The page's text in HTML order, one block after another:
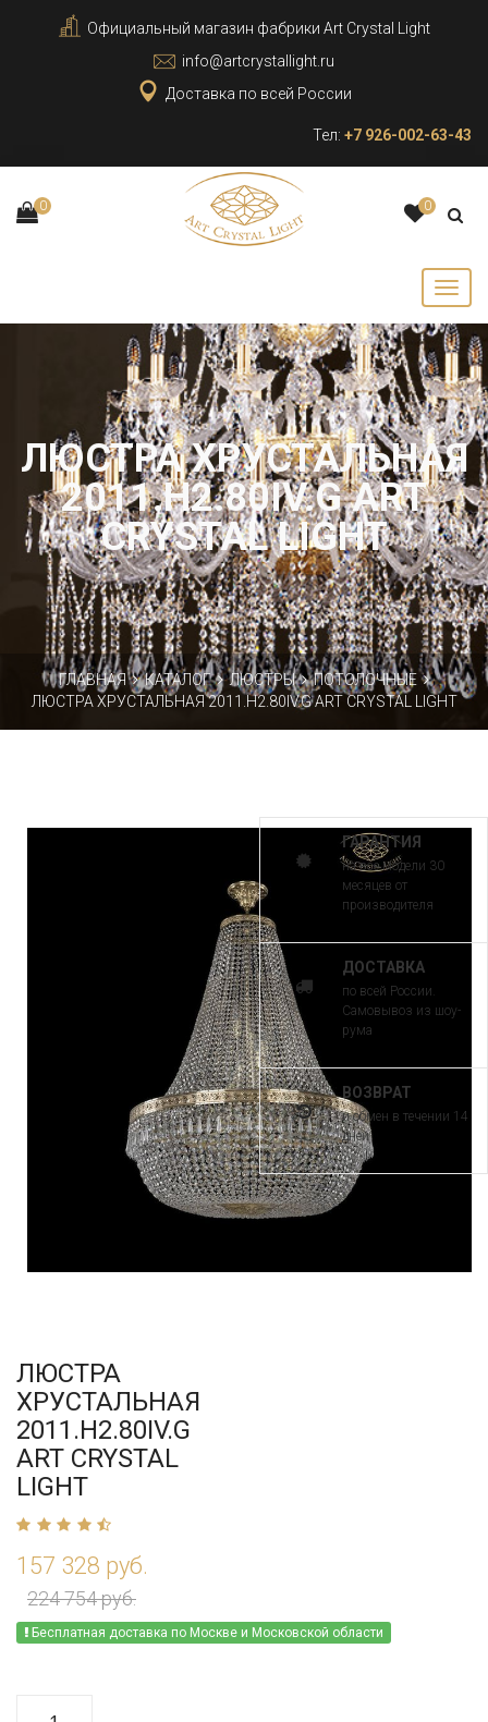
Официальный магазин фабрики Art Crystal Light
info@artcrystallight.ru
Доставка по всей России
Тел: +7 926-002-63-43
0 0
ЛЮСТРА ХРУСТАЛЬНАЯ
2011.H2.80IV.G ART
CRYSTAL LIGHT
ГЛАВНАЯ КАТАЛОГ ЛЮСТРЫ
ПОТОЛОЧНЫЕ
ЛЮСТРА ХРУСТАЛЬНАЯ 2011.H2.80IV.G ART CRYSTAL LIGHT
ЛЮСТРА
ХРУСТАЛЬНАЯ
2011.H2.80IV.G
ART CRYSTAL
LIGHT
157 328 руб.
224 754 руб.
Бесплатная доставка по Москве и Московской области
ГАРАНТИЯ
на все модели 30
месяцев от
производителя
ДОСТАВКА
по всей России.
Самовывоз из шоу-
рума
ВОЗВРАТ
и обмен в течении 14
дней